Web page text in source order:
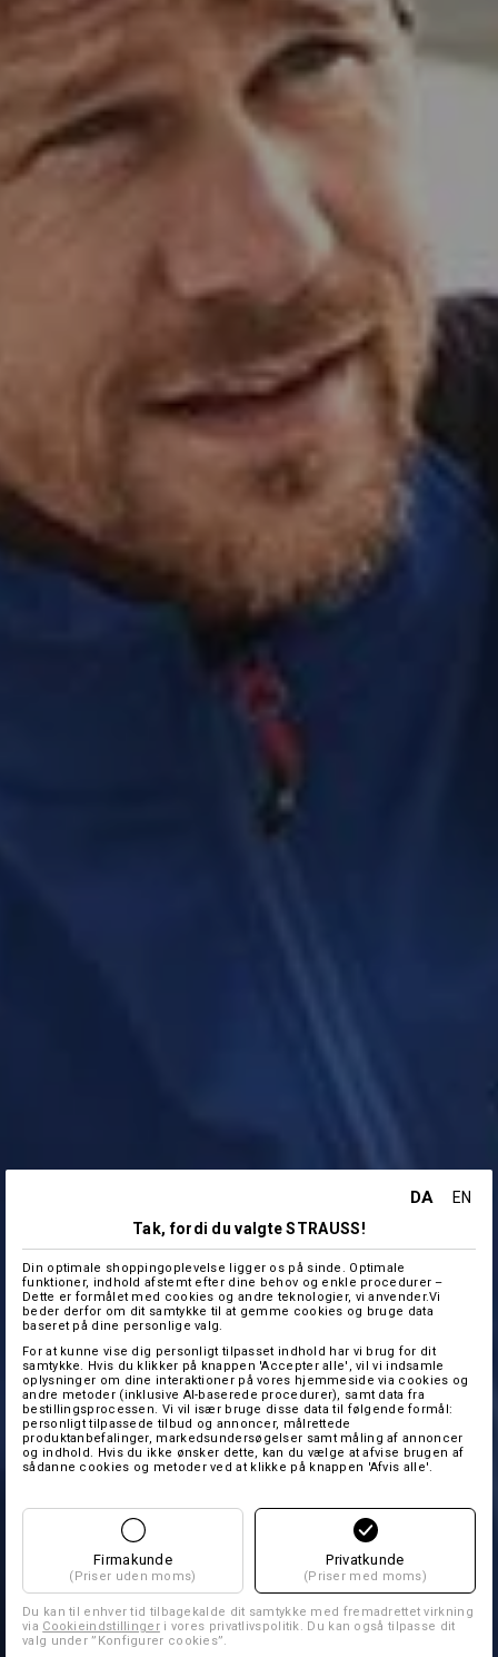
DA
EN
Tak, fordi du valgte STRAUSS!
Din optimale shoppingoplevelse ligger os på sinde. Optimale
funktioner, indhold afstemt efter dine behov og enkle procedurer –
Dette er formålet med cookies og andre teknologier, vi anvender.Vi
beder derfor om dit samtykke til at gemme cookies og bruge data
baseret på dine personlige valg.
For at kunne vise dig personligt tilpasset indhold har vi brug for dit
samtykke. Hvis du klikker på knappen 'Accepter alle', vil vi indsamle
oplysninger om dine interaktioner på vores hjemmeside via cookies og
andre metoder (inklusive AI-baserede procedurer), samt data fra
bestillingsprocessen. Vi vil især bruge disse data til følgende formål:
personligt tilpassede tilbud og annoncer, målrettede
produktanbefalinger, markedsundersøgelser samt måling af annoncer
og indhold. Hvis du ikke ønsker dette, kan du vælge at afvise brugen af
sådanne cookies og metoder ved at klikke på knappen 'Afvis alle'.
Firmakunde
(Priser uden moms)
Privatkunde
(Priser med moms)
Du kan til enhver tid tilbagekalde dit samtykke med fremadrettet virkning
via Cookieindstillingeri vores privatlivspolitik. Du kan også tilpasse dit
valg under ”Konfigurer cookies”.